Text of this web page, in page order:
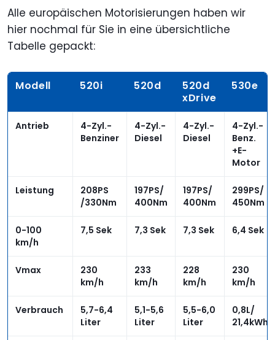
Alle europäischen Motorisierungen haben wir
hier nochmal für Sie in eine übersichtliche
Tabelle gepackt:
Modell 520i 520d
520d
xDrive
530e
Antrieb
4-Zyl.-
Benziner
4-Zyl.-
Diesel
4-Zyl.-
Diesel
4-Zyl.-
Benz.
+E-
Motor
Leistung
208PS
/330Nm
197PS/
400Nm
197PS/
400Nm
299PS/
450Nm
0-100
km/h
7,5 Sek 7,3 Sek 7,3 Sek 6,4 Sek
Vmax
230
km/h
233
km/h
228
km/h
230
km/h
Verbrauch
5,7-6,4
Liter
5,1-5,6
Liter
5,5-6,0
Liter
0,8L/
21,4kWh